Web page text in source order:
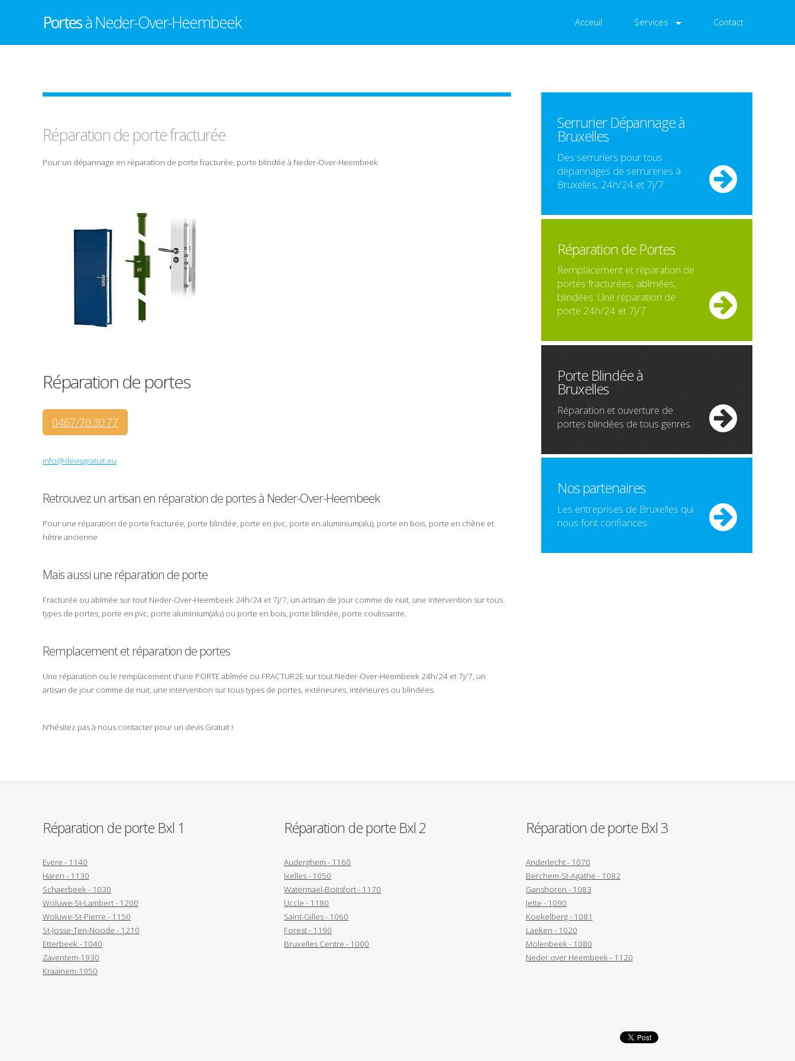
Portesà Neder-Over-Heembeek Acceuil Services Contact
Réparation deportefracturée
Pour un dépannage en réparation de porte fracturée, porte blindée à Neder-Over-Heembeek
Réparationde portes
0467/70.30.77
info@devisgratuit.eu
Retrouvez un artisan en réparation de portesà Neder-Over-Heembeek
Pour une réparation de porte fracturée, porte blindée, porte en pvc, porte en aluminium(alu), porte en bois, porte en chêne et
hêtre ancienne
Mais aussi une réparation de porte
Fracturée ou abîmée sur tout Neder-Over-Heembeek 24h/24 et 7j/7, un artisan de jour comme de nuit, une intervention sur tous
types de portes, porte en pvc, porte aluminium(alu) ou porte en bois, porte blindée, porte coulissante.
Remplacement et réparation de portes
Une réparation ou le remplacement d'une PORTEabîmée ou FRACTUR2E sur tout Neder-Over-Heembeek 24h/24 et 7j/7, un
artisan de jour comme de nuit, une intervention sur tous types de portes, extérieures, intérieures ou blindées.
N'hésitez pas à nous contacter pour un devis Gratuit !
Serrurier Dépannage à
Bruxelles
Des serruriers pour tous
dépannages de serrureries à
Bruxelles, 24h/24 et 7j/7
Réparation de Portes
Remplacement et réparation de
portes fracturées, abîmées,
blindées. Une réparation de
porte 24h/24 et 7j/7
Porte Blindée à
Bruxelles
Réparation et ouverture de
portes blindées de tous genres.
Nos partenaires
Les entreprises de Bruxelles qui
nous font confiances
Réparation de porte Bxl 1
Evere - 1140
Haren - 1130
Schaerbeek - 1030
Woluwe-St-Lambert - 1200
Woluwe-St-Pierre - 1150
St-Josse-Ten-Noode - 1210
Etterbeek - 1040
Zaventem-1930
Kraainem-1950
Réparation de porte Bxl 2
Auderghem - 1160
Ixelles - 1050
Watermael-Boitsfort - 1170
Uccle - 1180
Saint-Gilles - 1060
Forest - 1190
Bruxelles Centre - 1000
Réparation de porte Bxl 3
Anderlecht - 1070
Berchem-St-Agathe - 1082
Ganshoren - 1083
Jette - 1090
Koekelberg - 1081
Laeken - 1020
Molenbeek - 1080
Neder over Heembeek - 1120